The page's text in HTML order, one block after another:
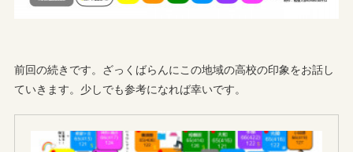
前回の続きです。ざっくばらんにこの地域の高校の印象をお話し
ていきます。少しでも参考になれば幸いです。